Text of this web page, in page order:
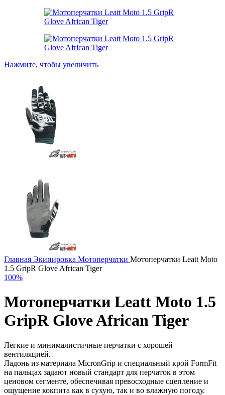
Нажмите, чтобы увеличить
Главная Экипировка Мотоперчатки Мотоперчатки Leatt Moto
1.5 GripR Glove African Tiger
100%
Мотоперчатки Leatt Moto 1.5
GripR Glove African Tiger
Легкие и минималистичные перчатки с хорошей
вентиляцией.
Ладонь из материала MicronGrip и специальный крой FormFit
на пальцах задают новый стандарт для перчаток в этом
ценовом сегменте, обеспечивая превосходные сцепление и
ощущение кокпита как в сухую, так и во влажную погоду.